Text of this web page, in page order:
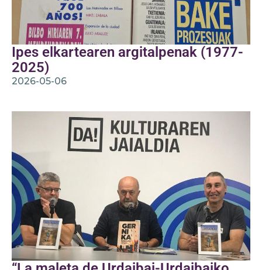
Ipes elkartearen argitalpenak (1977-
2025)
2026-05-06